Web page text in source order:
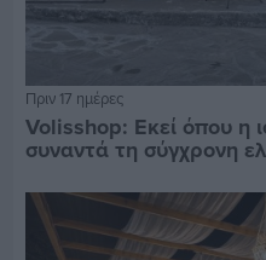
Πριν 17 ημέρες
Volisshop: Εκεί όπου η
συναντά τη σύγχρονη